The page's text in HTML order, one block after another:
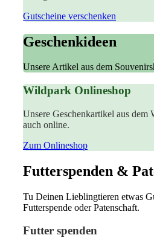
Gutscheine verschenken
Geschenkideen
Unsere Artikel aus dem
Wildpark Onlineshop
Unsere Geschenkartikel aus dem
auch online.
Zum Onlineshop
Futterspenden &
Tu Deinen Lieblingtieren etwas
Futterspende oder Patenschaft.
Futter spenden